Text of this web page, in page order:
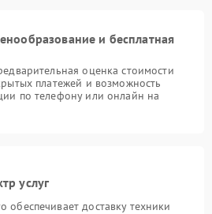
и бесплатная
оценка стоимости
платежей и возможность
по телефону или онлайн на
услуг
обеспечивает доставку техники